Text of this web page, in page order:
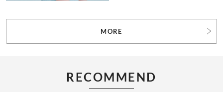
MORE
RECOMMEND